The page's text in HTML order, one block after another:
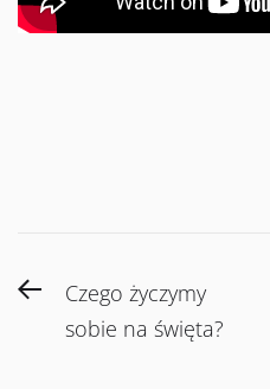
Post
navigation
PreviousCzego życzymy
sobie na święta?